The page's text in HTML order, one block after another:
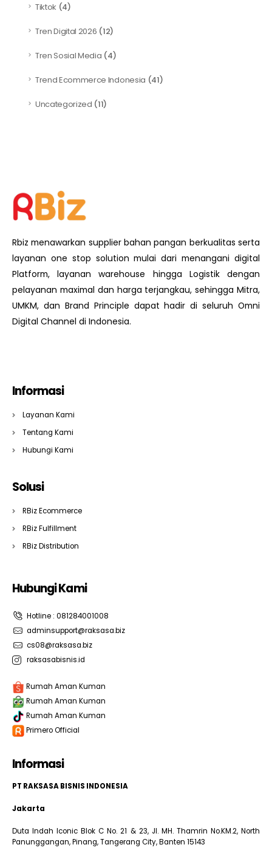
Tiktok (4)
Tren Digital 2026 (12)
Tren Sosial Media (4)
Trend Ecommerce Indonesia (41)
Uncategorized (11)
Rbiz menawarkan supplier bahan pangan berkualitas serta
layanan one stop solution mulai dari menangani digital
Platform, layanan warehouse hingga Logistik dengan
pelayanan maximal dan harga terjangkau, sehingga Mitra,
UMKM, dan Brand Principle dapat hadir di seluruh Omni
Digital Channel di Indonesia.
Informasi
Layanan Kami
Tentang Kami
Hubungi Kami
Solusi
RBiz Ecommerce
RBiz Fulfillment
RBiz Distribution
Hubungi Kami
Hotline : 081284001008
adminsupport@raksasa.biz
cs08@raksasa.biz
raksasabisnis.id
Rumah Aman Kuman
Rumah Aman Kuman
Rumah Aman Kuman
Primero Official
Informasi
PT RAKSASA BISNIS INDONESIA
Jakarta
Duta Indah Iconic Blok C No. 21 & 23, Jl. MH. Thamrin No.KM.2, North
Panunggangan, Pinang, Tangerang City, Banten 15143